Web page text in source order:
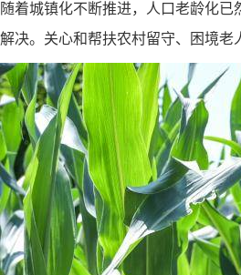
随着城镇化不断推进，人口老龄化
解决。关心和帮扶农村留守、困境